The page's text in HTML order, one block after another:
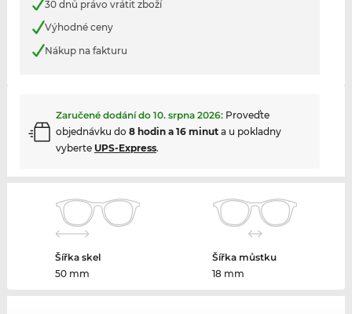
30 dnů právo vrátit zboží
Výhodné ceny
Nákup na fakturu
Zaručené dodání do 10. srpna 2026: Proveďte
objednávku do 8 hodin a 16 minuta u pokladny
vyberte UPS-Express.
Šířka skel
50 mm
Šířka můstku
18 mm